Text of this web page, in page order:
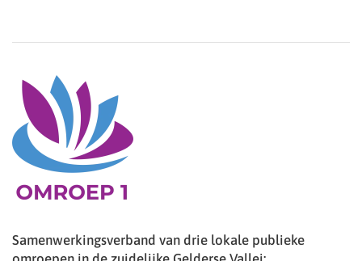
Samenwerkingsverband van drie lokale publieke